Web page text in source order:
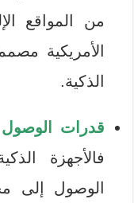
من المواقع
الأمريكية
الذكية.
قدرات الوصول
فالأجهزة
الوصول إلى